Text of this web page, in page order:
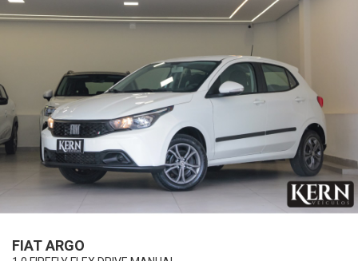
FIAT ARGO